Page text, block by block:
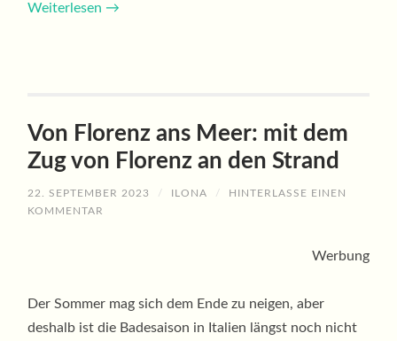
Weiterlesen →
Von Florenz ans Meer: mit dem
Zug von Florenz an den Strand
22. SEPTEMBER 2023 / ILONA /
HINTERLASSE EINEN
KOMMENTAR
Werbung
Der Sommer mag sich dem Ende zu neigen, aber
deshalb ist die Badesaison in Italien längst noch nicht